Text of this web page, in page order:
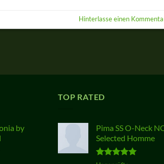
Hinterlasse einen
by
TOP RATED
Pima SS O-Neck
Selected Homme